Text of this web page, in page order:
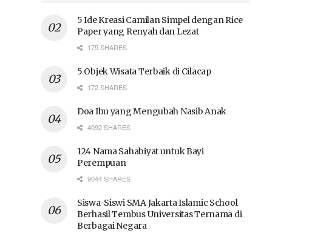
5 Ide Kreasi Camilan Simpel dengan Rice
Paper yang Renyah dan Lezat
175 SHARES
5 Objek Wisata Terbaik di Cilacap
172 SHARES
Doa Ibu yang Mengubah Nasib Anak
4092 SHARES
124 Nama Sahabiyat untuk Bayi
Perempuan
9044 SHARES
Siswa-Siswi SMA Jakarta Islamic School
Berhasil Tembus Universitas Ternama di
Berbagai Negara